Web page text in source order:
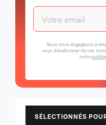
Nous nous engageons à
vous désabonner de ces
notre
SÉLECTIONNÉS